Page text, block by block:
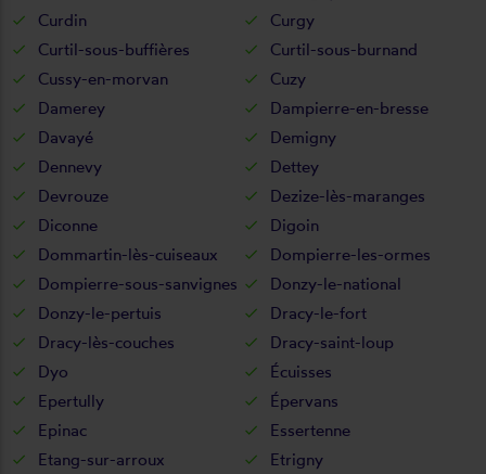
Curdin
Curgy
Curtil-sous-buffières
Curtil-sous-burnand
Cussy-en-morvan
Cuzy
Damerey
Dampierre-en-bresse
Davayé
Demigny
Dennevy
Dettey
Devrouze
Dezize-lès-maranges
Diconne
Digoin
Dommartin-lès-cuiseaux
Dompierre-les-ormes
Dompierre-sous-sanvignes
Donzy-le-national
Donzy-le-pertuis
Dracy-le-fort
Dracy-lès-couches
Dracy-saint-loup
Dyo
Écuisses
Epertully
Épervans
Epinac
Essertenne
Etang-sur-arroux
Etrigny